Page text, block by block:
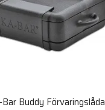
Buddy Förvaringslåda